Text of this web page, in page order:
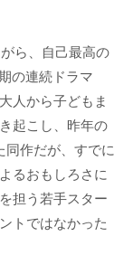
ら、自己最高の
の連続ドラマ
人から子どもま
起こし、昨年の
作だが、すでに
るおもしろさに
担う若手スター
トではなかった